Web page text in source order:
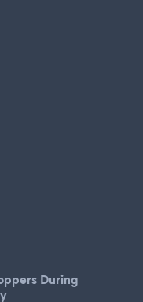
During